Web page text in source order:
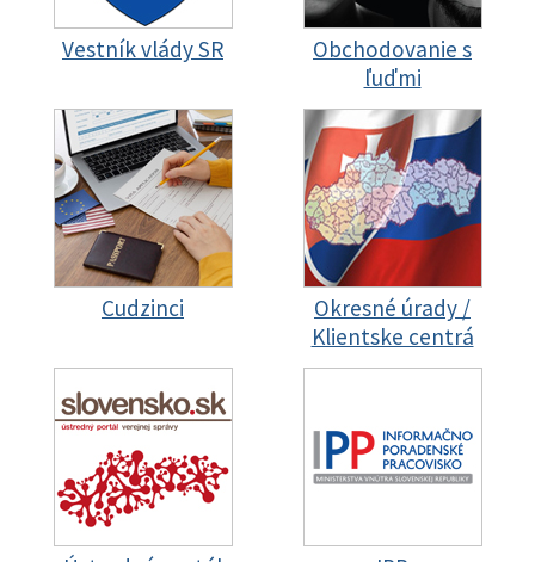
Vestník vlády SR
Obchodovanie s
ľuďmi
Cudzinci
Okresné úrady /
Klientske centrá